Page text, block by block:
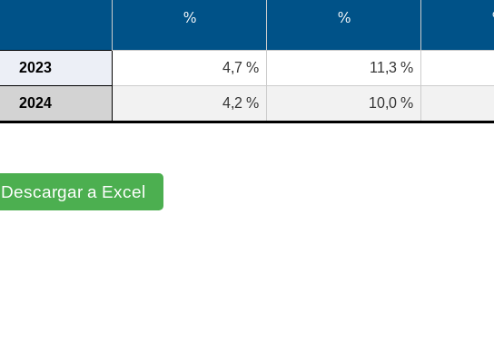
% %
2023 4,7 % 11,3 %
2024 4,2 % 10,0 %
Descargar a Excel